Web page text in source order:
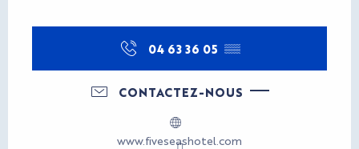
04 63 36 05 ▒▒
CONTACTEZ-NOUS
www.fiveseashotel.com